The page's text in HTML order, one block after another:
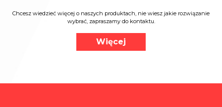
Chcesz wiedzieć więcej o naszych produktach, nie wiesz jakie rozwiązanie
wybrać, zapraszamy do kontaktu.
Więcej